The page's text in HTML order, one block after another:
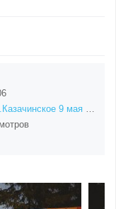
Митинг с.Казачинское 9 мая 2023